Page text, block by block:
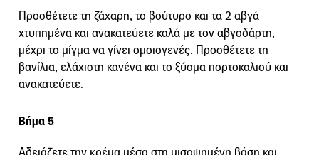
Προσθέτετε τη ζάχαρη, το βούτυρο και τα 2 αβγά
χτυπημένα και ανακατεύετε καλά με τον αβγοδάρτη,
μέχρι το μίγμα να γίνει ομοιογενές. Προσθέτετε τη
βανίλια, ελάχιστη κανένα και το ξύσμα πορτοκαλιού και
ανακατεύετε.
Βήμα 5